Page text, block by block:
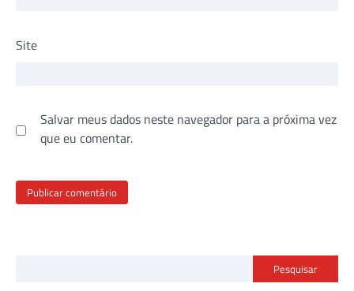
Site
Salvar meus dados neste navegador para a próxima vez
que eu comentar.
Pesquisar